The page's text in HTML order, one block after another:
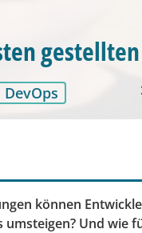
DevOps
können
Und wie